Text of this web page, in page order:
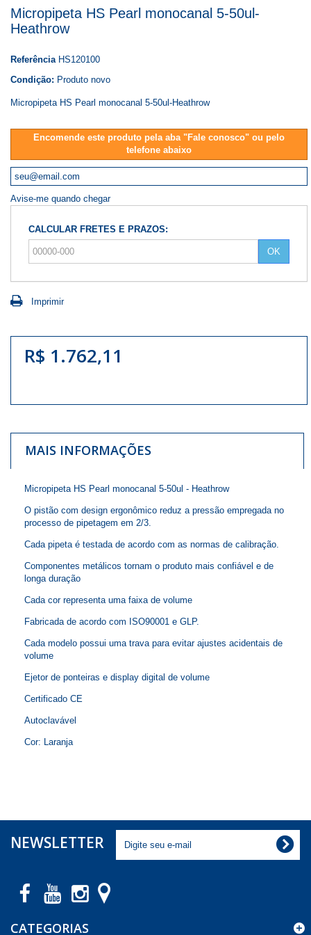
Micropipeta HS Pearl monocanal 5-50ul-
Heathrow
Referência HS120100
Condição: Produto novo
Micropipeta HS Pearl monocanal 5-50ul-Heathrow
Encomende este produto pela aba "Fale conosco" ou pelo
telefone abaixo
Avise-me quando chegar
CALCULAR FRETES E PRAZOS:
OK
Imprimir
R$ 1.762,11
MAIS INFORMAÇÕES
Micropipeta HS Pearl monocanal 5-50ul - Heathrow
O pistão com design ergonômico reduz a pressão empregada no
processo de pipetagem em 2/3.
Cada pipeta é testada de acordo com as normas de calibração.
Componentes metálicos tornam o produto mais confiável e de
longa duração
Cada cor representa uma faixa de volume
Fabricada de acordo com ISO90001 e GLP.
Cada modelo possui uma trava para evitar ajustes acidentais de
volume
Ejetor de ponteiras e display digital de volume
Certificado CE
Autoclavável
Cor: Laranja
NEWSLETTER
CATEGORIAS